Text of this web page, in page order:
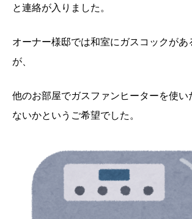
と連絡が入りました。
オーナー様邸では和室にガスコックがあ
が、
他のお部屋でガスファンヒーターを使い
ないかというご希望でした。